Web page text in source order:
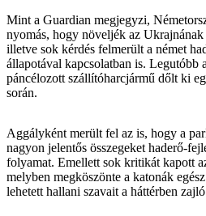
Mint a Guardian megjegyzi,
nyomás, hogy növeljék az Ukrajnának
illetve sok kérdés felmerült a német
állapotával kapcsolatban is. Legutóbb
páncélozott szállítóharcjármű dőlt ki
során.
Aggályként merült fel az is, hogy a
nagyon jelentős összegeket haderő-
folyamat. Emellett sok kritikát kapott
melyben megköszönte a katonák
lehetett hallani szavait a háttérben